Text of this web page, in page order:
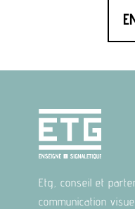
Etg, conseil et
communication